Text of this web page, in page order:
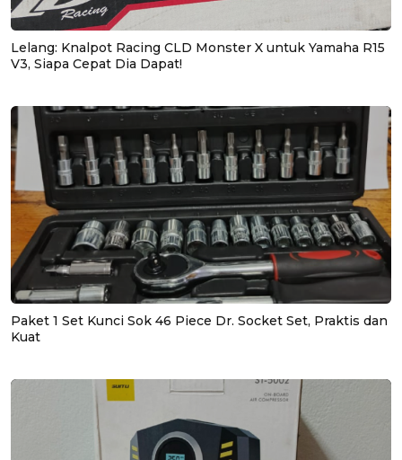
Lelang: Knalpot Racing CLD Monster X untuk Yamaha R15
V3, Siapa Cepat Dia Dapat!
Paket 1 Set Kunci Sok 46 Piece Dr. Socket Set, Praktis dan
Kuat